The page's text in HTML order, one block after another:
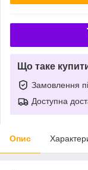
Що таке
Замовлення
Доступна
Опис